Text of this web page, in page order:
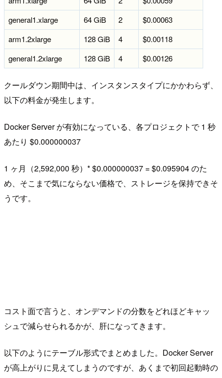
general1.xlarge
64 GiB 2
$0.00063
arm1.2xlarge
128 GiB 4
$0.00118
general1.2xlarge
128 GiB 4 $0.00126
クールダウン期間中は、インスタンスタイプにかかわらず、
以下の料金が発生します。
Docker Server が有効になっている、各プロジェクトで 1 秒
あたり $0.000000037
1 ヶ月（2,592,000 秒）* $0.000000037 = $0.095904 のた
め、そこまで気にならない価格で、ストレージを保持できそ
うです。
コスト面で言うと、オンデマンドの分数をどれほどキャッ
シュで減らせられるかが、肝になってきます。
以下のようにテーブル形式でまとめました。Docker Server
が高上がりに見えてしまうのですが、あくまで初回起動時の